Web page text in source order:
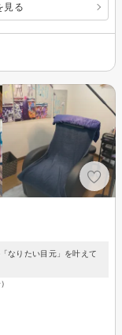
見る
なりたい目元」を叶えて